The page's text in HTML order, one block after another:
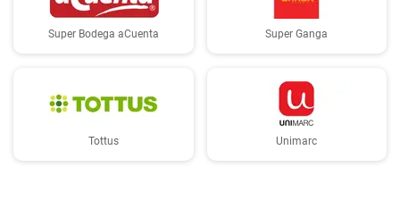
Super Bodega aCuenta Super Ganga
Tottus Unimarc